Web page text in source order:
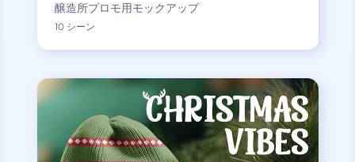
醸造所プロモ用モックアップ
10 シーン